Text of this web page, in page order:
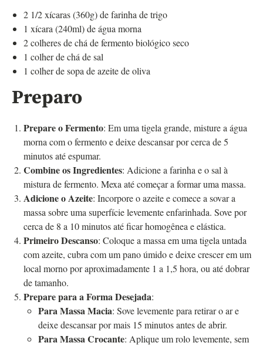
2 1/2 xícaras (360g) de farinha de trigo
1 xícara (240ml) de água morna
2 colheres de chá de fermento biológico seco
1 colher de chá de sal
1 colher de sopa de azeite de oliva
Preparo
Prepare o Fermento: Em uma tigela grande, misture a água
morna com o fermento e deixe descansar por cerca de 5
minutos até espumar.
Combine os Ingredientes: Adicione a farinha e o sal à
mistura de fermento. Mexa até começar a formar uma massa.
Adicione o Azeite: Incorpore o azeite e comece a sovar a
massa sobre uma superfície levemente enfarinhada. Sove por
cerca de 8 a 10 minutos até ficar homogênea e elástica.
Primeiro Descanso: Coloque a massa em uma tigela untada
com azeite, cubra com um pano úmido e deixe crescer em um
local morno por aproximadamente 1 a 1,5 hora, ou até dobrar
de tamanho.
Prepare para a Forma Desejada:
Para Massa Macia: Sove levemente para retirar o ar e
deixe descansar por mais 15 minutos antes de abrir.
Para Massa Crocante: Aplique um rolo levemente, sem